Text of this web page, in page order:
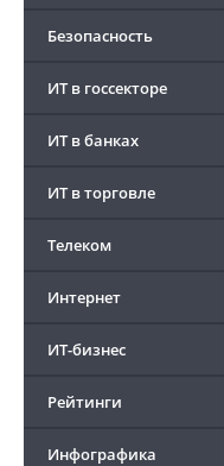
Безопасность
ИТ в госсекторе
ИТ в банках
ИТ в торговле
Телеком
Интернет
ИТ-бизнес
Рейтинги
Инфографика